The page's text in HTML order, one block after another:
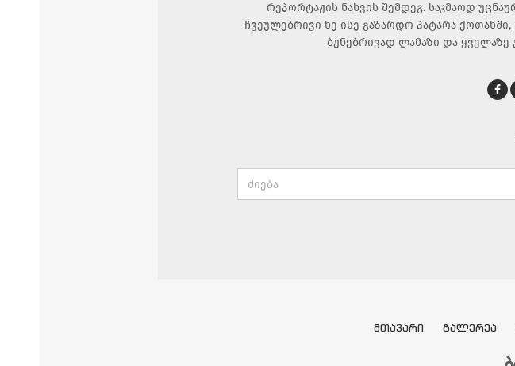
რეპორტაჟის ნახვის შემდეგ. საკმაოდ
ჩვეულებრივი ხე ისე გაზარდო პატარა
ბუნებრივად ლამაზი და ყველაზე
ᲛᲗᲐᲕᲐᲠᲘ ᲒᲐᲚᲔᲠᲔᲐ